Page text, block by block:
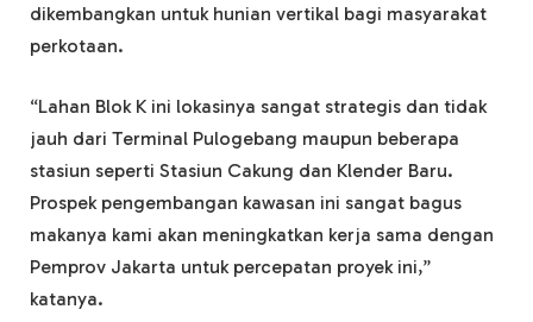
dikembangkan untuk hunian vertikal bagi masyarakat
perkotaan.
“Lahan Blok K ini lokasinya sangat strategis dan tidak
jauh dari Terminal Pulogebang maupun beberapa
stasiun seperti Stasiun Cakung dan Klender Baru.
Prospek pengembangan kawasan ini sangat bagus
makanya kami akan meningkatkan kerja sama dengan
Pemprov Jakarta untuk percepatan proyek ini,”
katanya.